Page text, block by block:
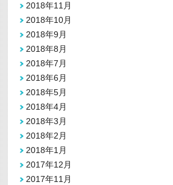
2018年11月
2018年10月
2018年9月
2018年8月
2018年7月
2018年6月
2018年5月
2018年4月
2018年3月
2018年2月
2018年1月
2017年12月
2017年11月